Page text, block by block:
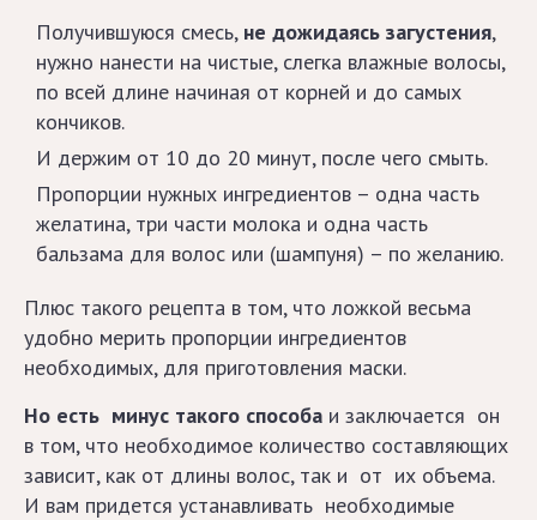
стрижек
2019
2020
Модные
и новости
Мужчинам
Борода
и усы
Получившуюся смесь, не дожидаясь загустения,
нужно нанести на чистые, слегка влажные волосы,
по всей длине начиная от корней и до самых
кончиков.
И держим от 10 до 20 минут, после чего смыть.
Пропорции нужных ингредиентов – одна часть
желатина, три части молока и одна часть
бальзама для волос или (шампуня) – по желанию.
Плюс такого рецепта в том, что ложкой весьма
удобно мерить пропорции ингредиентов
необходимых, для приготовления маски.
Но есть минус такого способа и заключается он
в том, что необходимое количество составляющих
зависит, как от длины волос, так и от их объема.
И вам придется устанавливать необходимые